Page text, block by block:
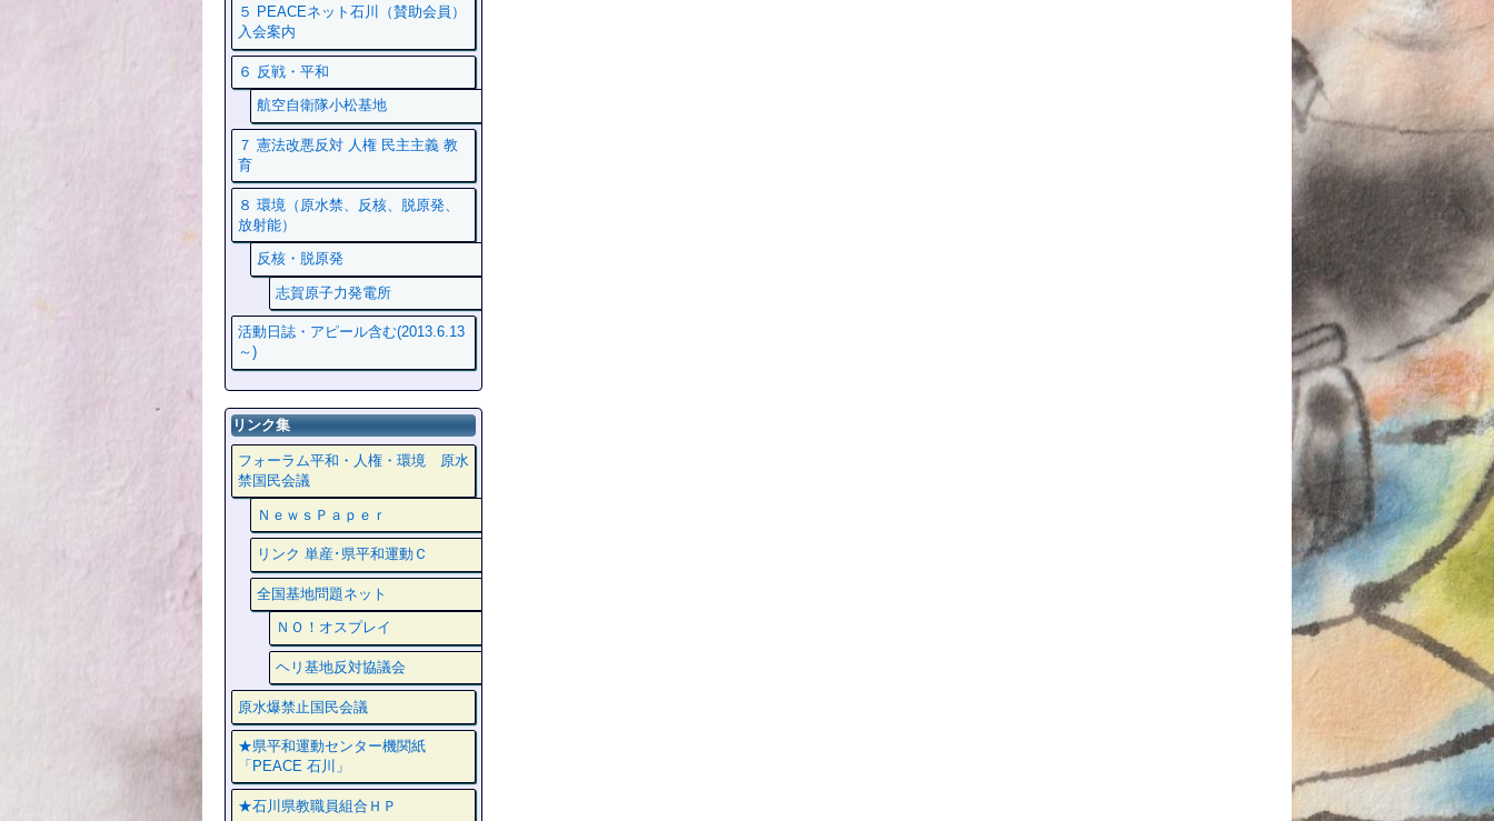
５ PEACEネット石川（賛助会員）
入会案内
６ 反戦・平和
航空自衛隊小松基地
７ 憲法改悪反対 人権 民主主義 教
育
８ 環境（原水禁、反核、脱原発、
放射能）
反核・脱原発
志賀原子力発電所
活動日誌・アピール含む(2013.6.13
～)
リンク集
フォーラム平和・人権・環境 原水
禁国民会議
ＮｅｗｓＰａｐｅｒ
リンク 単産･県平和運動Ｃ
全国基地問題ネット
ＮＯ！オスプレイ
ヘリ基地反対協議会
原水爆禁止国民会議
★県平和運動センター機関紙
「PEACE 石川」
★石川県教職員組合ＨＰ